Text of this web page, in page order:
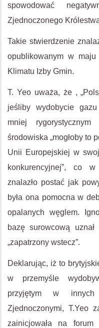
spowodować
Zjednoczonego
Takie stwierdzenie
opublikowanym w
Klimatu Izby Gmin.
T. Yeo uważa, że ,
jeśliby wydobycie
mniej
środowiska „mogłoby to
Unii Europejskiej w
konkurencyjnej”, co
znalazło postać jak
była ona pomocna w
opalanych węglem.
bazę surowcową
„zapatrzony wstecz”.
Deklarując, iż to
w przemyśle
przyjętym w
Zjednoczonymi, T.Yeo
zainicjowała na